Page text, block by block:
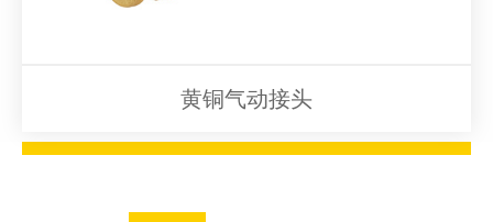
黄铜气动接头